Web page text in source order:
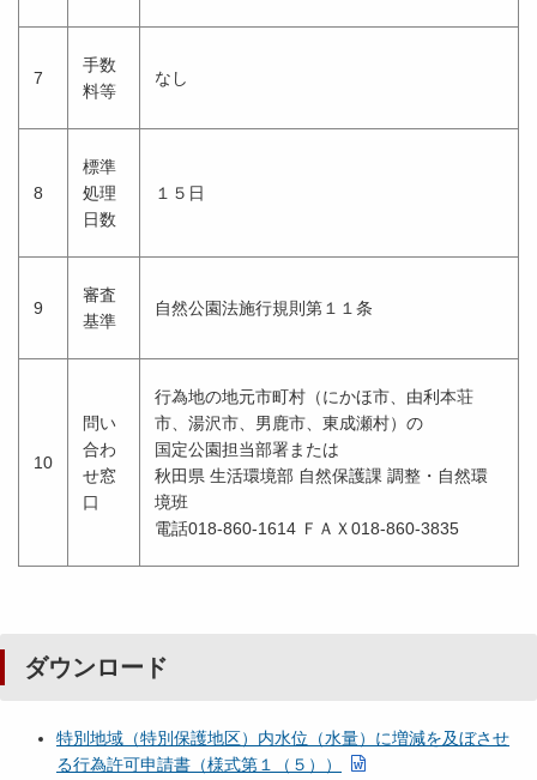
7
手数
料等
なし
8
標準
処理
日数
１５日
9
審査
基準
自然公園法施行規則第１１条
10
問い
合わ
せ窓
口
行為地の地元市町村（にかほ市、由利本荘
市、湯沢市、男鹿市、東成瀬村）の
国定公園担当部署または
秋田県 生活環境部 自然保護課 調整・自然環
境班
電話018-860-1614 ＦＡＸ018-860-3835
ダウンロード
特別地域（特別保護地区）内水位（水量）に増減を及ぼさせ
る行為許可申請書（様式第１（５））